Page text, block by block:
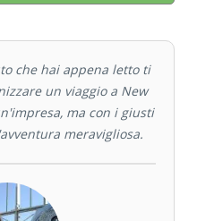
che hai appena letto ti
un viaggio a New
ma con i giusti
meravigliosa.